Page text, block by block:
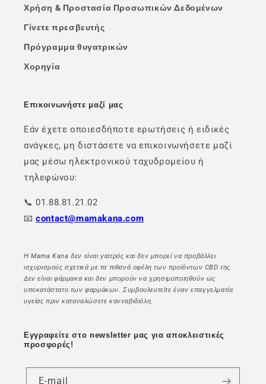
Χρήση & Προστασία Προσωπικών Δεδομένων
Γίνετε πρεσβευτής
Πρόγραμμα θυγατρικών
Χορηγία
Επικοινωνήστε μαζί μας
Εάν έχετε οποιεσδήποτε ερωτήσεις ή ειδικές
ανάγκες, μη διστάσετε να επικοινωνήσετε μαζί
μας μέσω ηλεκτρονικού ταχυδρομείου ή
τηλεφώνου:
📞 01.88.81.21.02
📧contact@mamakana.com
Η Mama Kana δεν είναι γιατρός και δεν μπορεί να προβάλλει
ισχυρισμούς σχετικά με τα πιθανά οφέλη των προϊόντων CBD της.
Δεν είναι φάρμακα και δεν μπορούν να χρησιμοποιηθούν ως
υποκατάστατο των φαρμάκων. Συμβουλευτείτε έναν επαγγελματία
υγείας πριν καταναλώσετε κανναβιδιόλη.
Εγγραφείτε στο newsletter μας για αποκλειστικές
προσφορές!
E-mail